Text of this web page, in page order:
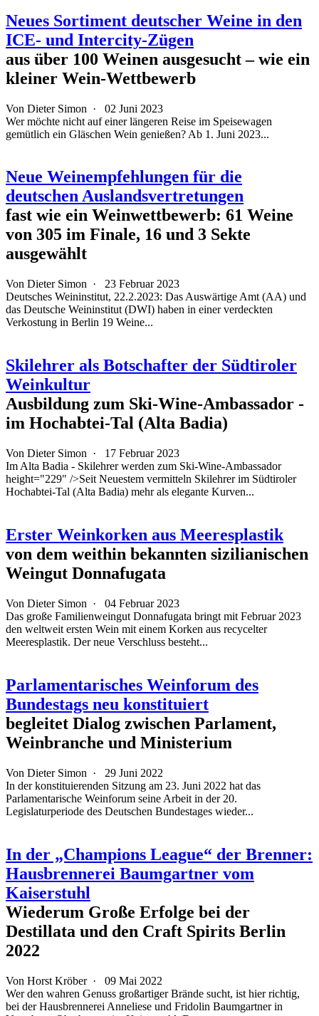
Neues Sortiment deutscher Weine in den
ICE- und Intercity-Zügen
aus über 100 Weinen ausgesucht – wie ein
kleiner Wein-Wettbewerb
Von Dieter Simon · 02 Juni 2023
Wer möchte nicht auf einer längeren Reise im Speisewagen
gemütlich ein Gläschen Wein genießen? Ab 1. Juni 2023...
Neue Weinempfehlungen für die
deutschen Auslandsvertretungen
fast wie ein Weinwettbewerb: 61 Weine
von 305 im Finale, 16 und 3 Sekte
ausgewählt
Von Dieter Simon · 23 Februar 2023
Deutsches Weininstitut, 22.2.2023: Das Auswärtige Amt (AA) und
das Deutsche Weininstitut (DWI) haben in einer verdeckten
Verkostung in Berlin 19 Weine...
Skilehrer als Botschafter der Südtiroler
Weinkultur
Ausbildung zum Ski-Wine-Ambassador -
im Hochabtei-Tal (Alta Badia)
Von Dieter Simon · 17 Februar 2023
Im Alta Badia - Skilehrer werden zum Ski-Wine-Ambassador
height="229" />Seit Neuestem vermitteln Skilehrer im Südtiroler
Hochabtei-Tal (Alta Badia) mehr als elegante Kurven...
Erster Weinkorken aus Meeresplastik
von dem weithin bekannten sizilianischen
Weingut Donnafugata
Von Dieter Simon · 04 Februar 2023
Das große Familienweingut Donnafugata bringt mit Februar 2023
den weltweit ersten Wein mit einem Korken aus recycelter
Meeresplastik. Der neue Verschluss besteht...
Parlamentarisches Weinforum des
Bundestags neu konstituiert
begleitet Dialog zwischen Parlament,
Weinbranche und Ministerium
Von Dieter Simon · 29 Juni 2022
In der konstituierenden Sitzung am 23. Juni 2022 hat das
Parlamentarische Weinforum seine Arbeit in der 20.
Legislaturperiode des Deutschen Bundestages wieder...
In der „Champions League“ der Brenner:
Hausbrennerei Baumgartner vom
Kaiserstuhl
Wiederum Große Erfolge bei der
Destillata und den Craft Spirits Berlin
2022
Von Horst Kröber ·
09 Mai 2022
Wer den wahren Genuss großartiger Brände sucht, ist hier richtig,
bei der Hausbrennerei Anneliese und Fridolin Baumgartner in